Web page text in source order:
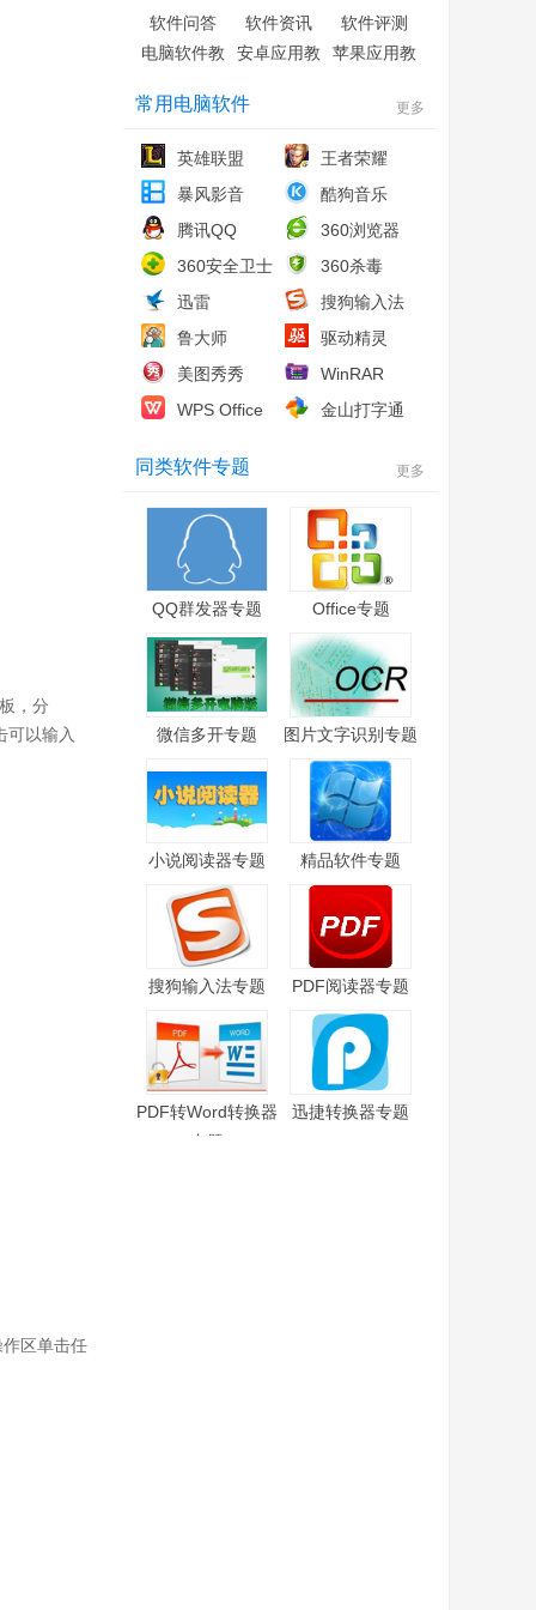
，分
可以输入
区单击任
软件问答 软件资讯
软件评测
电脑软件教
安卓应用教
苹果应用教
更多
常用电脑软件
英雄联盟
王者荣耀
暴风影音
酷狗音乐
腾讯QQ
360浏览器
360安全卫士
360杀毒
迅雷
搜狗输入法
鲁大师
驱动精灵
美图秀秀
WinRAR
WPS Office
金山打字通
更多
同类软件专题
QQ群发器专题 Office专题
微信多开专题 图片文字识别专题
小说阅读器专题 精品软件专题
搜狗输入法专题 PDF阅读器专题
PDF转Word转换器
专题
迅捷转换器专题